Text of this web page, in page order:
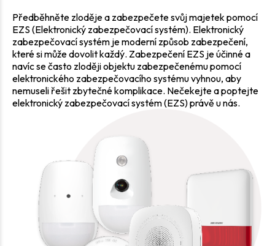
Předběhněte zloděje a zabezpečete svůj majetek pomocí
EZS (Elektronický zabezpečovací systém). Elektronický
zabezpečovací systém je moderní způsob zabezpečení,
které si může dovolit každý. Zabezpečení EZS je účinné a
navíc se často zloději objektu zabezpečenému pomocí
elektronického zabezpečovacího systému vyhnou, aby
nemuseli řešit zbytečné komplikace. Nečekejte a poptejte
elektronický zabezpečovací systém (EZS) právě u nás.